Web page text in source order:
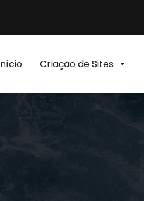
Criação de Sites